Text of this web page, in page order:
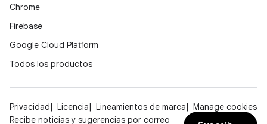
Chrome
Firebase
Google Cloud Platform
Todos los productos
Privacidad Licencia Lineamientos de marca
Manage cookies
Recibe noticias y sugerencias por correo